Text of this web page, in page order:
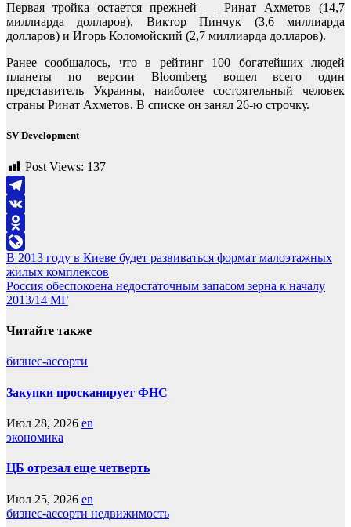
Первая тройка остается прежней — Ринат Ахметов (14,7
миллиарда долларов), Виктор Пинчук (3,6 миллиарда
долларов) и Игорь Коломойский (2,7 миллиарда долларов).
Ранее сообщалось, что в рейтинг 100 богатейших людей
планеты по версии Bloomberg вошел всего один
представитель Украины, наиболее состоятельный человек
страны Ринат Ахметов. В списке он занял 26-ю строчку.
SV Development
Post Views: 137
Telegram
VK
Odnoklassniki
LiveJournal
Навигация
по
записям
В 2013 году в Киеве будет развиваться формат малоэтажных
жилых комплексов
Россия обеспокоена недостаточным запасом зерна к началу
2013/14 МГ
Читайте также
бизнес-ассорти
Закупки просканирует ФНС
Июл 28, 2026 en
экономика
ЦБ отрезал еще четверть
Июл 25, 2026 en
бизнес-ассорти недвижимость